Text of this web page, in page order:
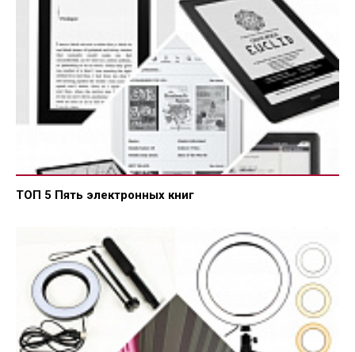
ТОП 5 Пять электронных книг